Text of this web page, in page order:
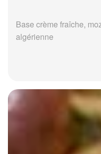
Base crème fraîche,
algérienne